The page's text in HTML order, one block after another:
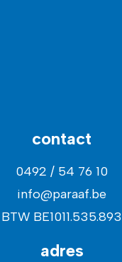
contact
0492 / 54 76 10
info@paraaf.be
BTW BE1011.535.893
adres